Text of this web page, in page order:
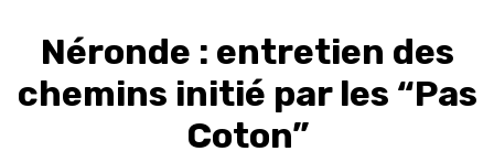
Néronde : entretien des
chemins initié par les “Pas
Coton”